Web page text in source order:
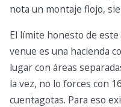
nota un montaje flojo,
El límite honesto de
venue es una hacienda
lugar con áreas
la vez, no lo forces con
cuentagotas. Para eso